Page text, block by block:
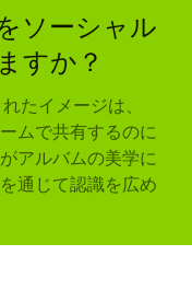
ソーシャル
すか？
たイメージは、
ムで共有するのに
アルバムの美学に
通じて認識を広め